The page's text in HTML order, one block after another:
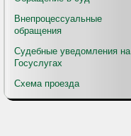
Внепроцессуальные
обращения
Судебные уведомления на
Госуслугах
Схема проезда